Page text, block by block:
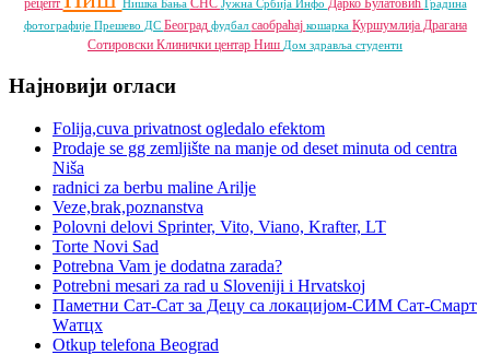
рецепт
Нишка Бања СНС Јужна Србија Инфо Дарко Булатовић Градина
фотографије Прешево ДС Београд фудбал саобраћај кошарка Куршумлија Драгана
Сотировски Клинички центар Ниш Дом здравља студенти
Најновији огласи
Folija,cuva privatnost ogledalo efektom
Prodaje se gg zemljište na manje od deset minuta od centra
Niša
radnici za berbu maline Arilje
Veze,brak,poznanstva
Polovni delovi Sprinter, Vito, Viano, Krafter, LT
Torte Novi Sad
Potrebna Vam je dodatna zarada?
Potrebni mesari za rad u Sloveniji i Hrvatskoj
Паметни Сат-Сат за Децу са локацијом-СИМ Сат-Смарт
Wатцх
Otkup telefona Beograd